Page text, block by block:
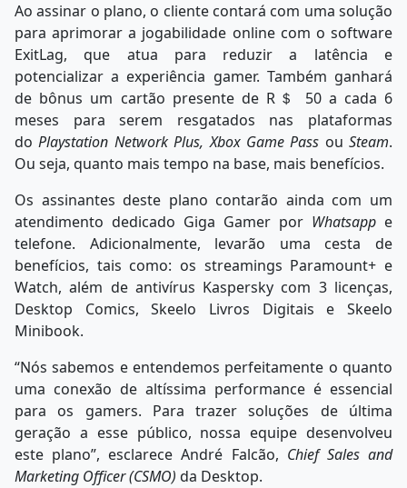
Ao assinar o plano, o cliente contará com uma solução
para aprimorar a jogabilidade online com o software
ExitLag, que atua para reduzir a latência e
potencializar a experiência gamer. Também ganhará
de bônus um cartão presente de R＄ 50 a cada 6
meses para serem resgatados nas plataformas
doPlaystation Network Plus, Xbox Game Pass ou Steam.
Ou seja, quanto mais tempo na base, mais benefícios.
Os assinantes deste plano contarão ainda com um
atendimento dedicado Giga Gamer por Whatsapp e
telefone. Adicionalmente, levarão uma cesta de
benefícios, tais como: os streamings Paramount+ e
Watch, além de antivírus Kaspersky com 3 licenças,
Desktop Comics, Skeelo Livros Digitais e Skeelo
Minibook.
“Nós sabemos e entendemos perfeitamente o quanto
uma conexão de altíssima performance é essencial
para os gamers. Para trazer soluções de última
geração a esse público, nossa equipe desenvolveu
este plano”, esclarece André Falcão, Chief Sales and
Marketing Officer (CSMO) da Desktop.